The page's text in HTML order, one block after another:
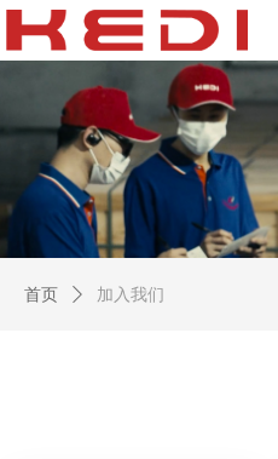
首页 ꄲ 加入我们